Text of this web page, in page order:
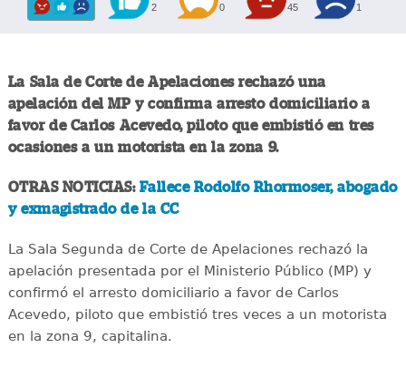
2 0 45 1
La Sala de Corte de Apelaciones rechazó una
apelación del MP y confirma arresto domiciliario a
favor de Carlos Acevedo, piloto que embistió en tres
ocasiones a un motorista en la zona 9.
OTRAS NOTICIAS: Fallece Rodolfo Rhormoser, abogado
y exmagistrado de la CC
La Sala Segunda de Corte de Apelaciones rechazó la
apelación presentada por el Ministerio Público (MP) y
confirmó el arresto domiciliario a favor de Carlos
Acevedo, piloto que embistió tres veces a un motorista
en la zona 9, capitalina.